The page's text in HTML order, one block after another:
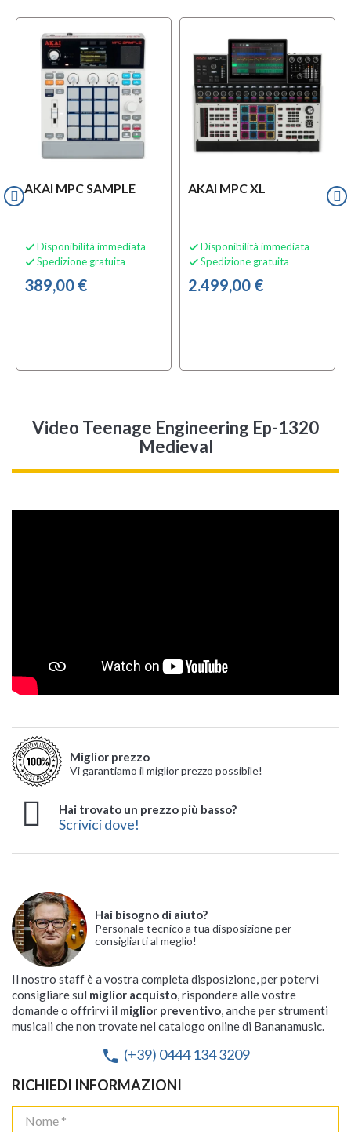
AKAI MPC SAMPLE
 Disponibilità immediata
 Spedizione gratuita
389,00 €
AKAI MPC XL
 Disponibilità immediata
 Spedizione gratuita
2.499,00 €
Video Teenage Engineering Ep-1320
Medieval
Miglior prezzo
Vi garantiamo il miglior prezzo possibile!
Hai trovato un prezzo più basso?
Scrivici dove!
Hai bisogno di aiuto?
Personale tecnico a tua disposizione per
consigliarti al meglio!
Il nostro staff è a vostra completa disposizione, per potervi
consigliare sul miglior acquisto , rispondere alle vostre
domande o offrirvi il miglior preventivo , anche per strumenti
musicali che non trovate nel catalogo online di Bananamusic.
phone (+39) 0444 134 3209
RICHIEDI INFORMAZIONI